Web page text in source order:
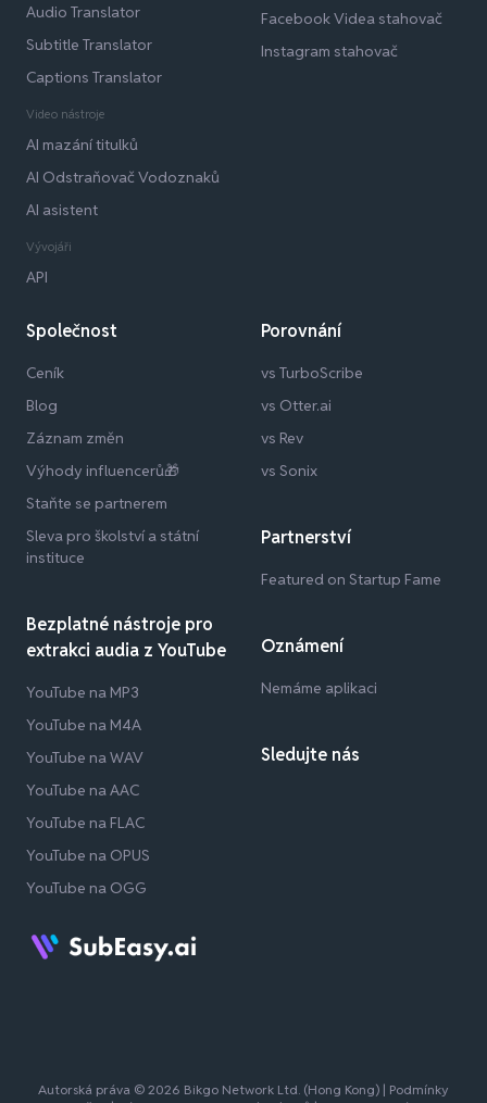
Audio Translator
Subtitle Translator
Captions Translator
Video nástroje
AI mazání titulků
AI Odstraňovač Vodoznaků
AI asistent
Vývojáři
API
Facebook Videa stahovač
Instagram stahovač
Společnost
Ceník
Blog
Záznam změn
Výhody influencerů🎁
Staňte se partnerem
Sleva pro školství a státní
instituce
Bezplatné nástroje pro
extrakci audia z YouTube
YouTube na MP3
YouTube na M4A
YouTube na WAV
YouTube na AAC
YouTube na FLAC
YouTube na OPUS
YouTube na OGG
Porovnání
vs TurboScribe
vs Otter.ai
vs Rev
vs Sonix
Partnerství
Featured on Startup Fame
Oznámení
Nemáme aplikaci
Sledujte nás
Autorská práva © 2026 Bikgo Network Ltd. (Hong Kong) | Podmínky